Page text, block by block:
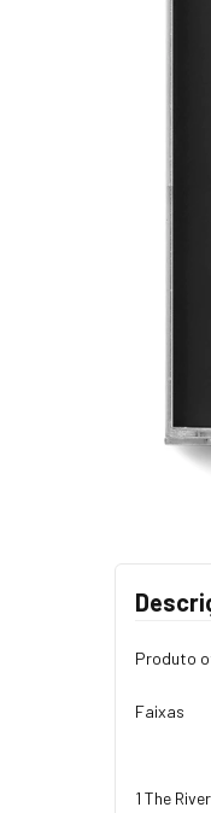
Produto
Faixas
1 The